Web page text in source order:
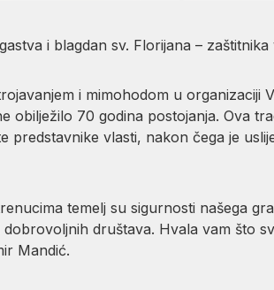
i blagdan sv. Florijana – zaštitnika
i mimohodom u organizaciji
obilježilo 70 godina postojanja. Ova
vlasti, nakon čega je
temelj su sigurnosti našega
društava. Hvala vam što
Mandić.